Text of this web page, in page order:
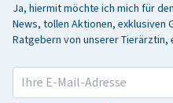
Ja, hiermit möchte ich mich für
News, tollen Aktionen, exklusiven
Ratgebern von unserer Tierärztin,